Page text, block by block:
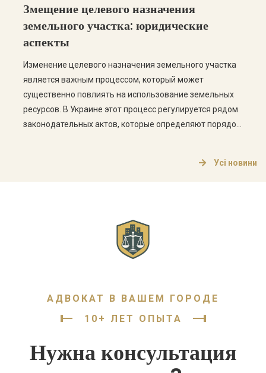
распространенные вопросы по этой теме. Этапы
получения технического […]
Змещение целевого назначения
земельного участка: юридические
аспекты
Изменение целевого назначения земельного участка
является важным процессом, который может
существенно повлиять на использование земельных
ресурсов. В Украине этот процесс регулируется рядом
законодательных актов, которые определяют порядок
такое целевое назначение земельного участка?
Усі новини
АДВОКАТ В ВАШЕМ ГОРОДЕ
10+ ЛЕТ ОПЫТА
Нужна консультация